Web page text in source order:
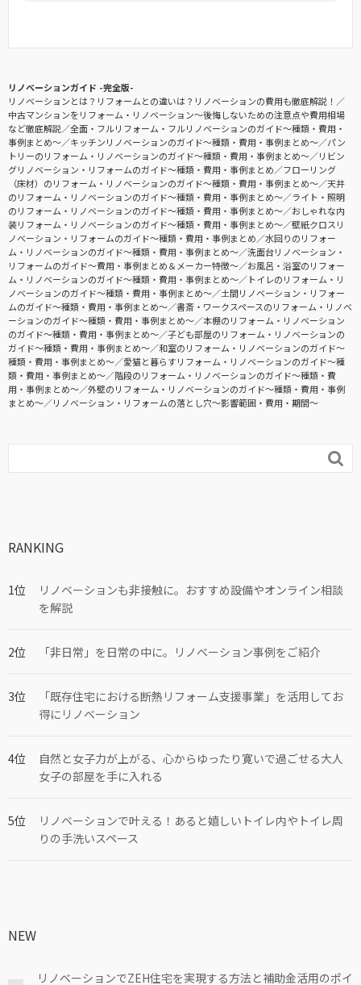
リノベーションガイド -完全版-
リノベーションとは？リフォームとの違いは？リノベーションの費用も徹底解説！
中古マンションをリフォーム・リノベーション〜後悔しないための注意点や費用相場
など徹底解説
全面・フルリフォーム・フルリノベーションのガイド〜種類・費用・
事例まとめ〜
キッチンリノベーションのガイド〜種類・費用・事例まとめ〜
パン
トリーのリフォーム・リノベーションのガイド〜種類・費用・事例まとめ〜
リビン
グリノベーション・リフォームのガイド〜種類・費用・事例まとめ
フローリング
（床材）のリフォーム・リノベーションのガイド〜種類・費用・事例まとめ〜
天井
のリフォーム・リノベーションのガイド〜種類・費用・事例まとめ〜
ライト・照明
のリフォーム・リノベーションのガイド〜種類・費用・事例まとめ〜
おしゃれな内
装リフォーム・リノベーションのガイド〜種類・費用・事例まとめ〜
壁紙クロスリ
ノベーション・リフォームのガイド〜種類・費用・事例まとめ
水回りのリフォー
ム・リノベーションのガイド〜種類・費用・事例まとめ〜
洗面台リノベーション・
リフォームのガイド〜費用・事例まとめ＆メーカー特徴〜
お風呂・浴室のリフォー
ム・リノベーションのガイド〜種類・費用・事例まとめ〜
トイレのリフォーム・リ
ノベーションのガイド〜種類・費用・事例まとめ〜
土間リノベーション・リフォー
ムのガイド〜種類・費用・事例まとめ〜
書斎・ワークスペースのリフォーム・リノベ
ーションのガイド〜種類・費用・事例まとめ〜
本棚のリフォーム・リノベーション
のガイド〜種類・費用・事例まとめ〜
子ども部屋のリフォーム・リノベーションの
ガイド〜種類・費用・事例まとめ〜
和室のリフォーム・リノベーションのガイド〜
種類・費用・事例まとめ〜
愛猫と暮らすリフォーム・リノベーションのガイド〜種
類・費用・事例まとめ〜
階段のリフォーム・リノベーションのガイド〜種類・費
用・事例まとめ〜
外壁のリフォーム・リノベーションのガイド〜種類・費用・事例
まとめ〜
リノベーション・リフォームの落とし穴～影響範囲・費用・期間～

RANKING
リノベーションも非接触に。おすすめ設備やオンライン相談
を解説
「非日常」を日常の中に。リノベーション事例をご紹介
「既存住宅における断熱リフォーム支援事業」を活用してお
得にリノベーション
自然と女子力が上がる、心からゆったり寛いで過ごせる大人
女子の部屋を手に入れる
リノベーションで叶える！あると嬉しいトイレ内やトイレ周
りの手洗いスペース
NEW
リノベーションでZEH住宅を実現する方法と補助金活用のポイ